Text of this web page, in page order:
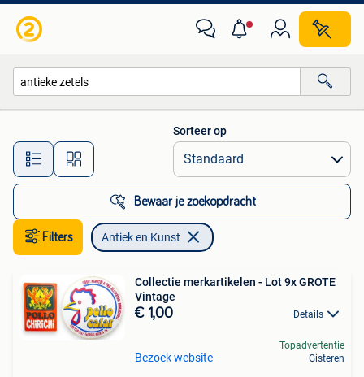
Alle afstanden…
Sorteer op
Bewaar je zoekopdracht
Filters Antiek en Kunst
Collectie merkartikelen - Lot 9x GROTE
Vintage
€ 1,00 Details
Bezoek website
Topadvertentie
Gisteren